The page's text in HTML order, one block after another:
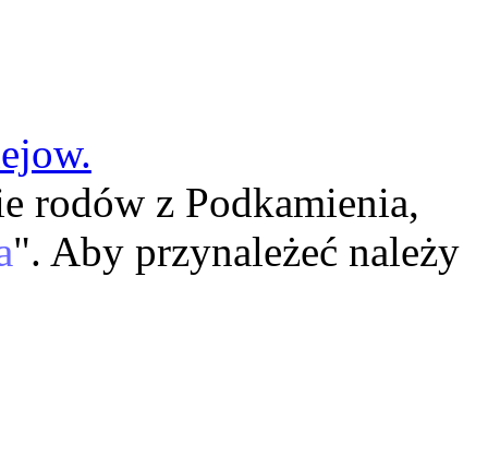
rodów z Podkamienia,
". Aby przynależeć należy